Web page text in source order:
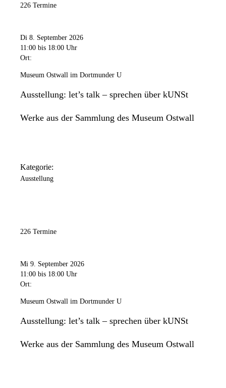
226 Termine
Di 8. September 2026
11:00 bis 18:00 Uhr
Ort:
Museum Ostwall im Dortmunder U
Ausstellung: let’s talk – sprechen über kUNSt
Werke aus der Sammlung des Museum Ostwall
Kategorie:
Ausstellung
226 Termine
Mi 9. September 2026
11:00 bis 18:00 Uhr
Ort:
Museum Ostwall im Dortmunder U
Ausstellung: let’s talk – sprechen über kUNSt
Werke aus der Sammlung des Museum Ostwall